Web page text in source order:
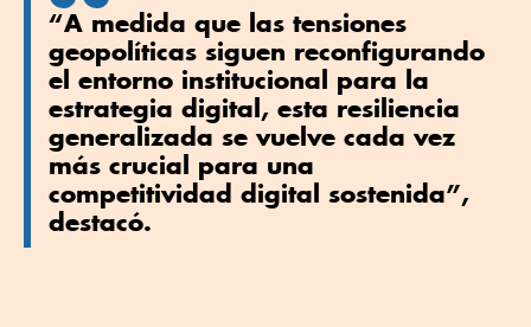
“A medida que las tensiones
geopolíticas siguen reconfigurando
el entorno institucional para la
estrategia digital, esta resiliencia
generalizada se vuelve cada vez
más crucial para una
competitividad digital sostenida”,
destacó.